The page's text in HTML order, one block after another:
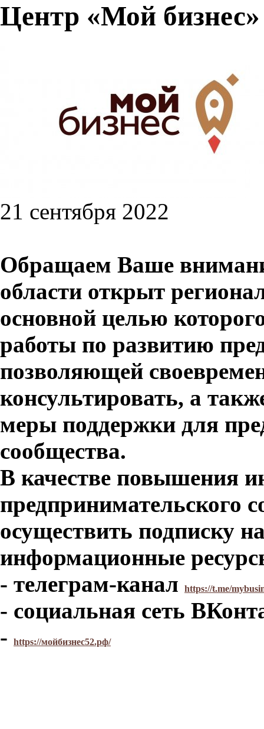
Центр «Мой бизнес»
21 сентября 2022
Обращаем Ваше
области открыт
основной целью
работы по развитию
позволяющей
консультировать, а
меры поддержки для
сообщества.
В качестве повышения
предпринимательского
осуществить подписку
информационные
- телеграм-канал
https://t.me/
- социальная сеть
-
https://мойбизнес52.рф/